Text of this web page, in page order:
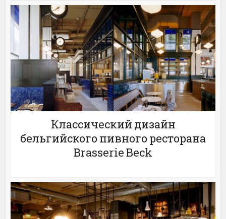
Классический дизайн
бельгийского пивного ресторана
Brasserie Beck